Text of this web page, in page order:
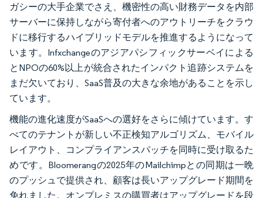
ガシーの大手企業でさえ、機密性の高い財務データを内部
サーバーに保持しながら寄付者へのアウトリーチをクラウ
ドに移行するハイブリッドモデルを推進するようになって
います。Infxchangeのアジアパシフィックサーベイによる
とNPOの60%以上が統合されたインパクト追跡システムを
まだ欠いており、SaaS普及の大きな余地があることを示し
ています。
機能の進化速度がSaaSへの選好をさらに傾けています。す
べてのテナントが新しい不正検知アルゴリズム、モバイル
レイアウト、コンプライアンスパッチを同時に受け取るた
めです。Bloomerangの2025年のMailchimpとの同期は一晩
のプッシュで提供され、顧客は長いアップグレード期間を
免れました。オンプレミスの購買者はアップグレードを段